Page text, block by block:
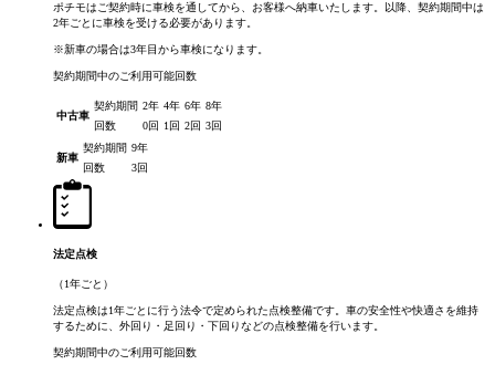
ポチモはご契約時に車検を通してから、お客様へ納車いたします。以降、契約期間中は
2年ごとに車検を受ける必要があります。
※新車の場合は3年目から車検になります。
契約期間中のご利用可能回数
中古車
契約期間 2年 4年 6年 8年
回数
0回 1回 2回 3回
新車
契約期間 9年
回数
3回
法定点検
（1年ごと）
法定点検は1年ごとに行う法令で定められた点検整備です。車の安全性や快適さを維持
するために、外回り・足回り・下回りなどの点検整備を行います。
契約期間中のご利用可能回数